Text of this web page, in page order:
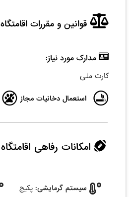
قوانین و مقررات اقامتگاه
مدارک مورد نیاز:
کارت ملی
استعمال دخانیات مجاز
امکانات رفاهی اقامتگاه
سیستم گرمایشی: پکیج